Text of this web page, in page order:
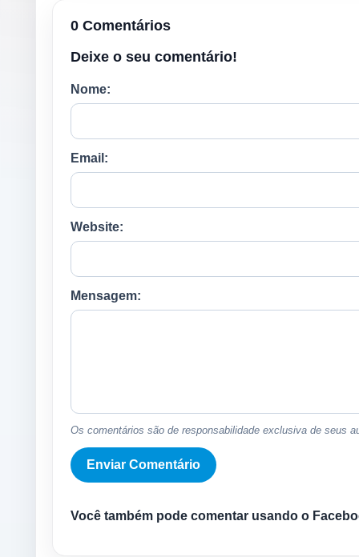
0 Comentários
Deixe o seu comentário!
Nome:
Email:
Website:
Mensagem:
Os comentários são de responsabilidade exclusiva de seus
Você também pode comentar usando o